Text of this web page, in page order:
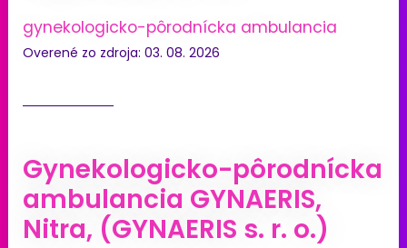
gynekologicko-pôrodnícka ambulancia
Overené zo zdroja: 03. 08. 2026
Gynekologicko-pôrodnícka
ambulancia GYNAERIS,
Nitra, (GYNAERIS s. r. o.)